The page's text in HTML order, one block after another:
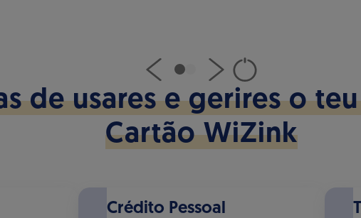
de usares e gerires o
Cartão WiZink
Crédito Pessoal